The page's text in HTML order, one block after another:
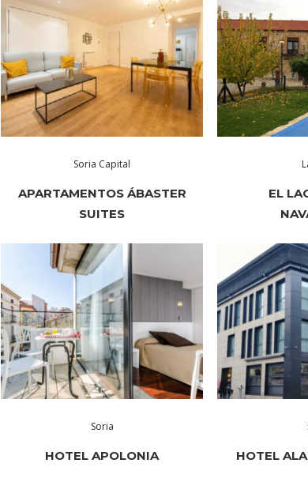
Soria Capital
APARTAMENTOS ÁBASTER
SUITES
EL
Soria
HOTEL APOLONIA HOTEL